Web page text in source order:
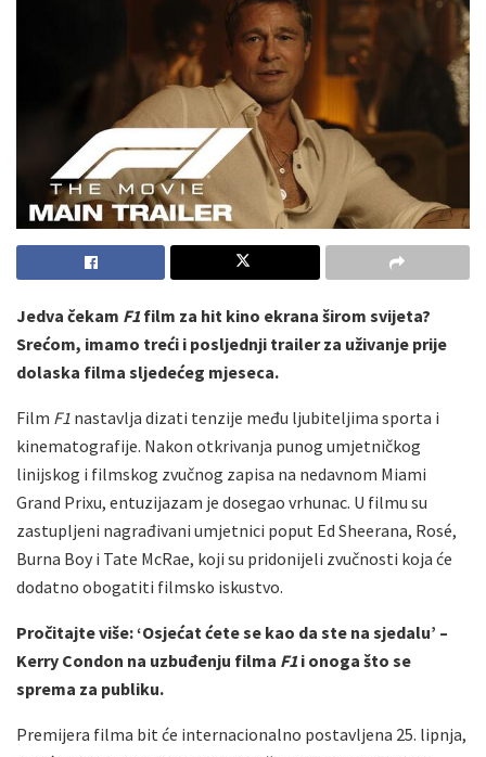
Jedva čekam F1 film za hit kino ekrana širom svijeta?
Srećom, imamo treći i posljednji trailer za uživanje prije
dolaska filma sljedećeg mjeseca.
Film F1 nastavlja dizati tenzije među ljubiteljima sporta i
kinematografije. Nakon otkrivanja punog umjetničkog
linijskog i filmskog zvučnog zapisa na nedavnom Miami
Grand Prixu, entuzijazam je dosegao vrhunac. U filmu su
zastupljeni nagrađivani umjetnici poput Ed Sheerana, Rosé,
Burna Boy i Tate McRae, koji su pridonijeli zvučnosti koja će
dodatno obogatiti filmsko iskustvo.
Pročitajte više: ‘Osjećat ćete se kao da ste na sjedalu’ –
Kerry Condon na uzbuđenju filma F1 i onoga što se
sprema za publiku.
Premijera filma bit će internacionalno postavljena 25. lipnja,